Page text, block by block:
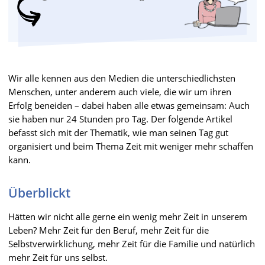
Wir alle kennen aus den Medien die unterschiedlichsten
Menschen, unter anderem auch viele, die wir um ihren
Erfolg beneiden – dabei haben alle etwas gemeinsam: Auch
sie haben nur 24 Stunden pro Tag. Der folgende Artikel
befasst sich mit der Thematik, wie man seinen Tag gut
organisiert und beim Thema Zeit mit weniger mehr schaffen
kann.
Überblickt
Hätten wir nicht alle gerne ein wenig mehr Zeit in unserem
Leben? Mehr Zeit für den Beruf, mehr Zeit für die
Selbstverwirklichung, mehr Zeit für die Familie und natürlich
mehr Zeit für uns selbst.